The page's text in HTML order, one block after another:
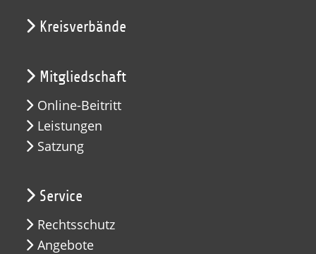
Kreisverbände
Mitgliedschaft
Online-Beitritt
Leistungen
Satzung
Service
Rechtsschutz
Angebote